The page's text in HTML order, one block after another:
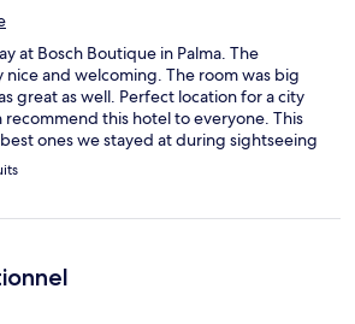
at Bosch Boutique in Palma. The
nice and welcoming. The room was big
great as well. Perfect location for a city
recommend this hotel to everyone. This
ones we stayed at during sightseeing